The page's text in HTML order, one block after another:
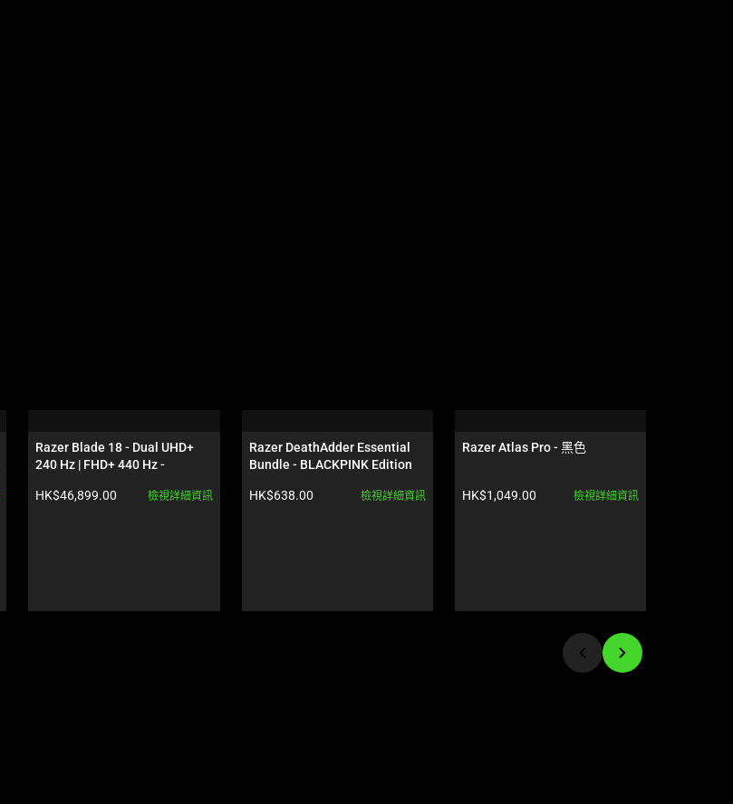
Razer Blade 18 - Dual UHD+
240 Hz | FHD+ 440 Hz -
產品價格:
HK$46,899.00 檢視詳細資訊
Razer DeathAdder Essential
Bundle - BLACKPINK Edition
產品價格:
HK$638.00 檢視詳細資訊
Razer Atlas Pro - 黑色
產品價格:
HK$1,049.00 檢視詳細資訊